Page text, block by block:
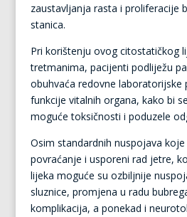
zaustavljanja rasta i proliferacije
stanica.
Pri korištenju ovog citostatičkog
tretmanima, pacijenti podliježu
obuhvaća redovne laboratorijske
funkcije vitalnih organa, kako bi
moguće toksičnosti i poduzele
Osim standardnih nuspojava
povraćanje i usporeni rad jetre,
lijeka moguće su ozbiljnije
sluznice, promjena u radu
komplikacija, a ponekad i